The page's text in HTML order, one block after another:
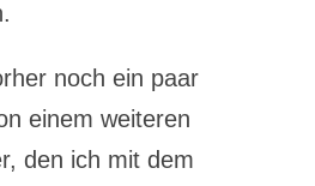
noch ein paar
einem weiteren
den ich mit dem